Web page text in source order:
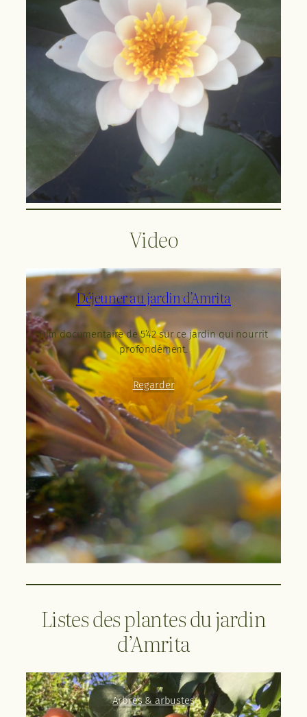
Video
Déjeuner au jardin d’Amrita
Film documentaire de 5’42 sur ce jardin qui nourrit
profondément.
Regarder
Listes des plantes du jardin
d’Amrita
Arbres & arbustes